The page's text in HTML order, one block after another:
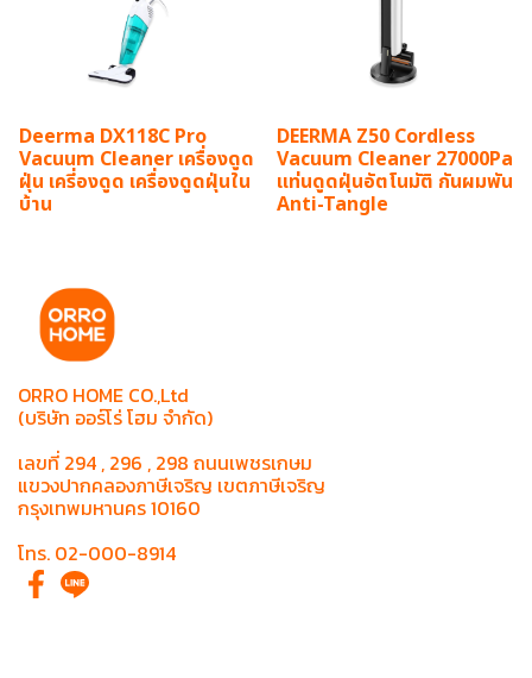
Deerma DX118C Pro
Vacuum Cleaner เครื่องดูด
ฝุ่น เครี่องดูด เครื่องดูดฝุ่นใน
บ้าน
DEERMA Z50 Cordless
Vacuum Cleaner 27000Pa
แท่นดูดฝุ่นอัตโนมัติ กันผมพัน
Anti-Tangle
ORRO HOME CO.,Ltd
(บริษัท ออร์โร่ โฮม จำกัด)
เลขที่ 294 , 296 , 298 ถนนเพชรเกษม
แขวงปากคลองภาษีเจริญ เขตภาษีเจริญ
กรุงเทพมหานคร 10160
โทร. 02-000-8914